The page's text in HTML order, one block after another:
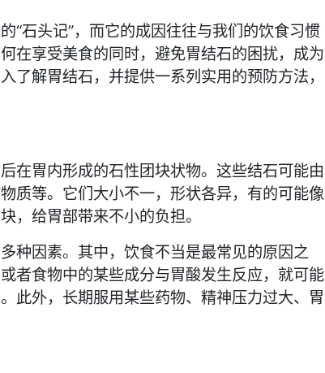
“石头记”，而它的成因往往与我们的饮食习惯
在享受美食的同时，避免胃结石的困扰，成为
了解胃结石，并提供一系列实用的预防方法，
在胃内形成的石性团块状物。这些结石可能由
质等。它们大小不一，形状各异，有的可能像
，给胃部带来不小的负担。
种因素。其中，饮食不当是最常见的原因之
者食物中的某些成分与胃酸发生反应，就可能
此外，长期服用某些药物、精神压力过大、胃